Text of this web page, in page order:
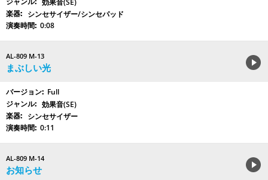
効果音(SE)
シンセサイザー/シンセパッド
0:08
AL-809 M-13
まぶしい光
Full
効果音(SE)
シンセサイザー
0:11
AL-809 M-14
お知らせ